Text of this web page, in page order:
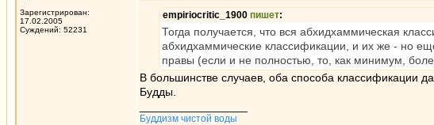
Зарегистрирован:
17.02.2005
Суждений: 52231
empiriocritic_1900 пишет:
Тогда получается, что вся абхидхаммическая
абхидхаммические классификации, и их же - но
правы (если и не полностью, то, как минимум,
В большинстве случаев, оба способа классификации
Будды.
Буддизм чистой воды